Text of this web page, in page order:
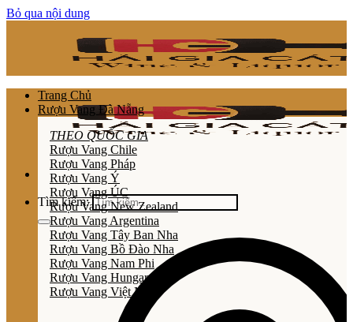
Bỏ qua nội dung
Tìm kiếm:
Trang Chủ
Rượu Vang Đà Nẵng
THEO QUỐC GIA
Rượu Vang Chile
Rượu Vang Pháp
Rượu Vang Ý
Rượu Vang ÚC
Rượu Vang New Zealand
Rượu Vang Argentina
Rượu Vang Tây Ban Nha
Rượu Vang Bồ Đào Nha
Rượu Vang Nam Phi
Rượu Vang Hungary
Rượu Vang Việt Nam